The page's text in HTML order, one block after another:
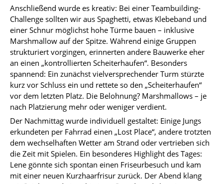
Anschließend wurde es kreativ: Bei einer Teambuilding-
Challenge sollten wir aus Spaghetti, etwas Klebeband und
einer Schnur möglichst hohe Türme bauen – inklusive
Marshmallow auf der Spitze. Während einige Gruppen
strukturiert vorgingen, erinnerten andere Bauwerke eher
an einen „kontrollierten Scheiterhaufen“. Besonders
spannend: Ein zunächst vielversprechender Turm stürzte
kurz vor Schluss ein und rettete so den „Scheiterhaufen“
vor dem letzten Platz. Die Belohnung? Marshmallows – je
nach Platzierung mehr oder weniger verdient.
Der Nachmittag wurde individuell gestaltet: Einige Jungs
erkundeten per Fahrrad einen „Lost Place“, andere trotzten
dem wechselhaften Wetter am Strand oder vertrieben sich
die Zeit mit Spielen. Ein besonderes Highlight des Tages:
Lene gönnte sich spontan einen Friseurbesuch und kam
mit einer neuen Kurzhaarfrisur zurück. Der Abend klang